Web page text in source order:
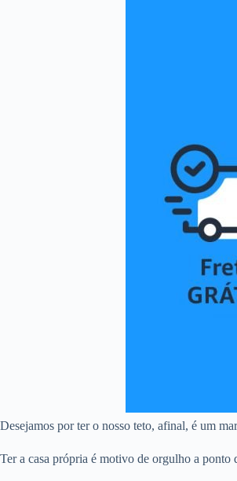
Desejamos por ter o nosso teto, afinal, é um
Ter a casa própria é motivo de orgulho a ponto